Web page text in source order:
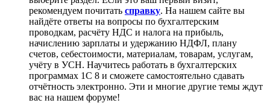
рекомендуем почитать справку. На нашем сайте вы
найдёте ответы на вопросы по бухгалтерским
проводкам, расчёту НДС и налога на прибыль,
начислению зарплаты и удержанию НДФЛ, плану
счетов, себестоимости, материалам, товарам, услугам,
учёту в УСН. Научитесь работать в бухгалтерских
программах 1С 8 и сможете самостоятельно сдавать
отчётность электронно. Эти и многие другие темы ждут
вас на нашем форуме!